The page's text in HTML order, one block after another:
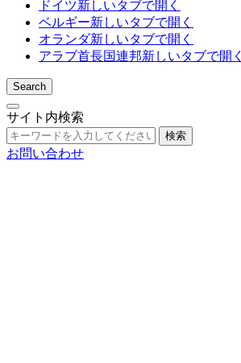
ドイツ新しいタブで開く
ベルギー新しいタブで開く
オランダ新しいタブで開く
アラブ首長国連邦新しいタブで開く
Search
サイト内検索
検索
お問い合わせ